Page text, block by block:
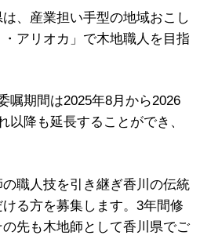
、産業担い手型の地域おこし
アリオカ」で木地職人を目指
期間は2025年8月から2026
以降も延長することができ、
の職人技を引き継ぎ香川の伝統
る方を募集します。3年間修
先も木地師として香川県でご